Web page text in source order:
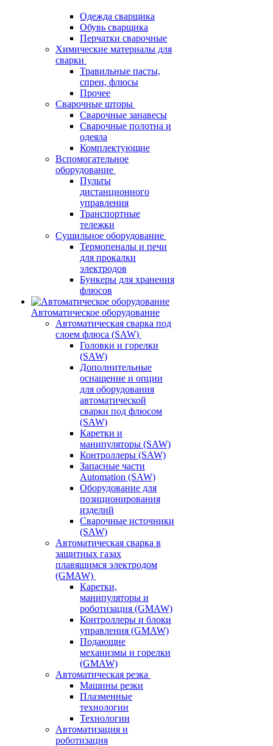
Одежда сварщика
Обувь сварщика
Перчатки сварочные
Химические материалы для
сварки
Травильные пасты,
спреи, флюсы
Прочее
Сварочные шторы
Сварочные занавесы
Сварочные полотна и
одеяла
Комплектующие
Вспомогательное
оборудование
Пульты
дистанционного
управления
Транспортные
тележки
Сушильное оборудование
Термопеналы и печи
для прокалки
электродов
Бункеры для хранения
флюсов
Автоматическое оборудование
Автоматическая сварка под
слоем флюса (SAW)
Головки и горелки
(SAW)
Дополнительные
оснащение и опции
для оборудования
автоматической
сварки под флюсом
(SAW)
Каретки и
манипуляторы (SAW)
Контроллеры (SAW)
Запасные части
Automation (SAW)
Оборудование для
позиционирования
изделий
Сварочные источники
(SAW)
Автоматическая сварка в
защитных газах
плавящимся электродом
(GMAW)
Каретки,
манипуляторы и
роботизация (GMAW)
Контроллеры и блоки
управления (GMAW)
Подающие
механизмы и горелки
(GMAW)
Автоматическая резка
Машины резки
Плазменные
технологии
Технологии
Автоматизация и
роботизация